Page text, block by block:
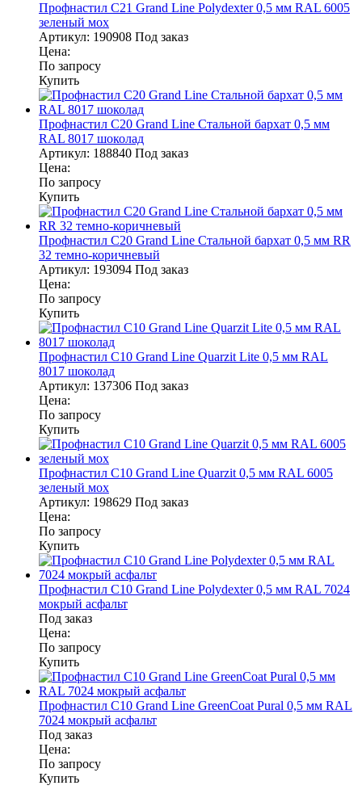
Профнастил С21 Grand Line Polydexter 0,5 мм RAL 6005
зеленый мох
Артикул: 190908 Под заказ
Цена:
По запросу
Купить
Профнастил С20 Grand Line Стальной бархат 0,5 мм
RAL 8017 шоколад
Артикул: 188840 Под заказ
Цена:
По запросу
Купить
Профнастил С20 Grand Line Стальной бархат 0,5 мм RR
32 темно-коричневый
Артикул: 193094 Под заказ
Цена:
По запросу
Купить
Профнастил С10 Grand Line Quarzit Lite 0,5 мм RAL
8017 шоколад
Артикул: 137306 Под заказ
Цена:
По запросу
Купить
Профнастил С10 Grand Line Quarzit 0,5 мм RAL 6005
зеленый мох
Артикул: 198629 Под заказ
Цена:
По запросу
Купить
Профнастил С10 Grand Line Polydexter 0,5 мм RAL 7024
мокрый асфальт
Под заказ
Цена:
По запросу
Купить
Профнастил С10 Grand Line GreenCoat Pural 0,5 мм RAL
7024 мокрый асфальт
Под заказ
Цена:
По запросу
Купить